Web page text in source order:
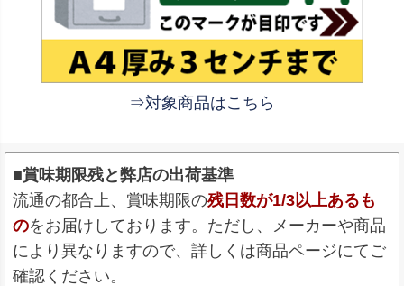
⇒対象商品はこちら
■賞味期限残と弊店の出荷基準
流通の都合上、賞味期限の残日数が1/3以上あるも
のをお届けしております。ただし、メーカーや商品
により異なりますので、詳しくは商品ページにてご
確認ください。